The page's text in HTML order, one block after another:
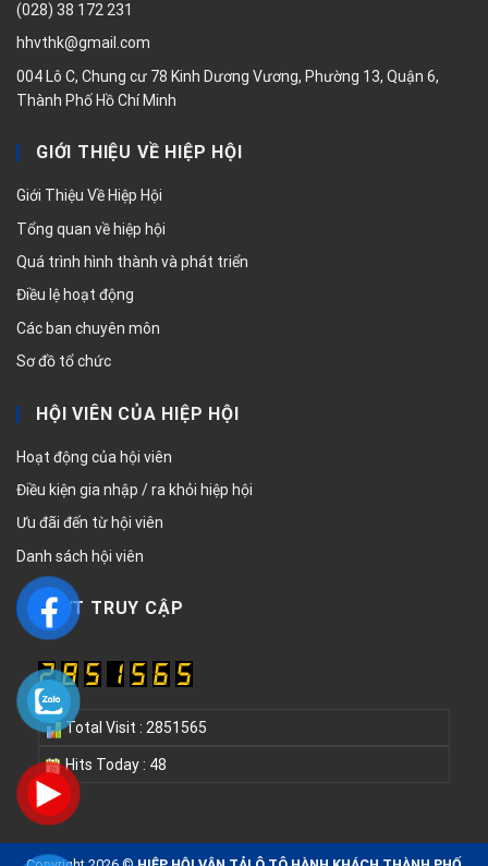
(028) 38 172 231
hhvthk@gmail.com
004 Lô C, Chung cư 78 Kinh Dương Vương, Phường 13, Quận 6,
Thành Phố Hồ Chí Minh
GIỚI THIỆU VỀ HIỆP HỘI
Giới Thiệu Về Hiệp Hội
Tổng quan về hiệp hội
Quá trình hình thành và phát triển
Điều lệ hoạt động
Các ban chuyên môn
Sơ đồ tổ chức
HỘI VIÊN CỦA HIỆP HỘI
Hoạt động của hội viên
Điều kiện gia nhập / ra khỏi hiệp hội
Ưu đãi đến từ hội viên
Danh sách hội viên
LƯỢT TRUY CẬP
Total Visit : 2851565
Hits Today : 48